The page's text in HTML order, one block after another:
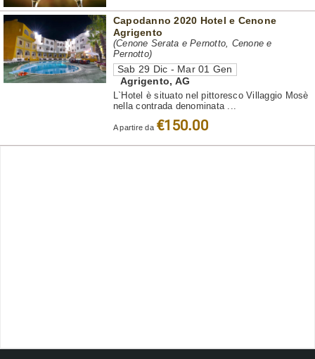
Capodanno 2020 Hotel e Cenone
Agrigento
(Cenone Serata e Pernotto, Cenone e
Pernotto)
Sab 29 Dic - Mar 01 Gen
Agrigento, AG
L`Hotel è situato nel pittoresco Villaggio Mosè
nella contrada denominata ...
A partire da €150.00